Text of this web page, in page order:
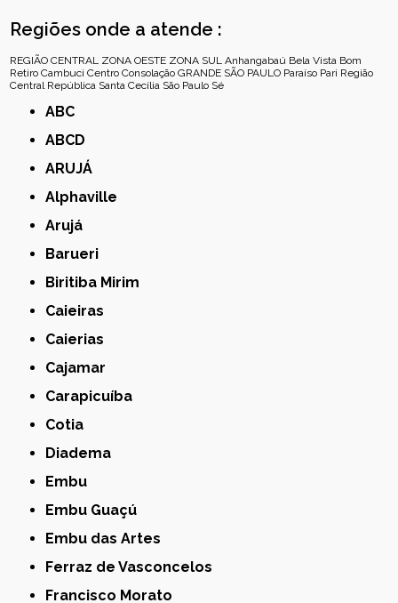
Regiões onde a atende :
REGIÃO CENTRAL ZONA OESTE ZONA SUL Anhangabaú Bela Vista Bom
Retiro Cambuci Centro Consolação GRANDE SÃO PAULO Paraíso Pari Região
Central República Santa Cecília São Paulo Sé
ABC
ABCD
ARUJÁ
Alphaville
Arujá
Barueri
Biritiba Mirim
Caieiras
Caierias
Cajamar
Carapicuíba
Cotia
Diadema
Embu
Embu Guaçú
Embu das Artes
Ferraz de Vasconcelos
Francisco Morato